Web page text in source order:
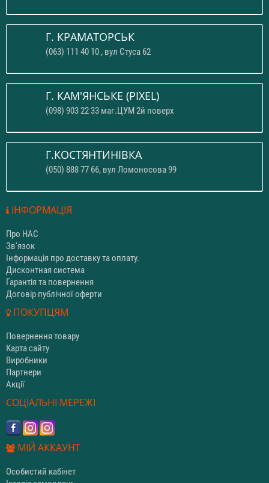
Г. КРАМАТОРСЬК
(063) 111 40 10 , вул Стуса 62
Г. КАМ'ЯНСЬКЕ (PIXEL)
(098) 903 22 33 маг.ЦУМ 2й поверх
Г.КОСТЯНТИНІВКА
(050) 888 77 66, вул Ломоносова 99
ІНФОРМАЦІЯ
Про НАС
Зв'язок
Інформація про доставку та оплату.
Дисконтная система
Гарантія та повернення
Договір публічної оферти
ПОКУПЦЯМ
Повернення товару
Карта сайту
Виробники
Партнери
Акції
СОЦІАЛЬНІ МЕРЕЖІ
МІЙ АККАУНТ
Особистий кабінет